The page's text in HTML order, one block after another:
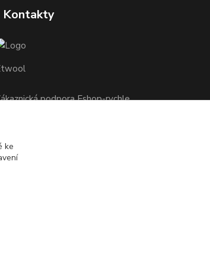
Kontakty
podpora Eshop-rychle
ke